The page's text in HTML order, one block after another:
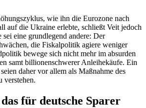
wie ihn die Eurozone nach
auf die Ukraine erlebte, schließt Veit jedoch
sei eine grundlegend andere: Der
die Fiskalpolitik agiere weniger
bewege sich nicht mehr im absurden
samt billionenschwerer Anleihekäufe. Ein
daher vor allem als Maßnahme des
verstehen.
für deutsche Sparer